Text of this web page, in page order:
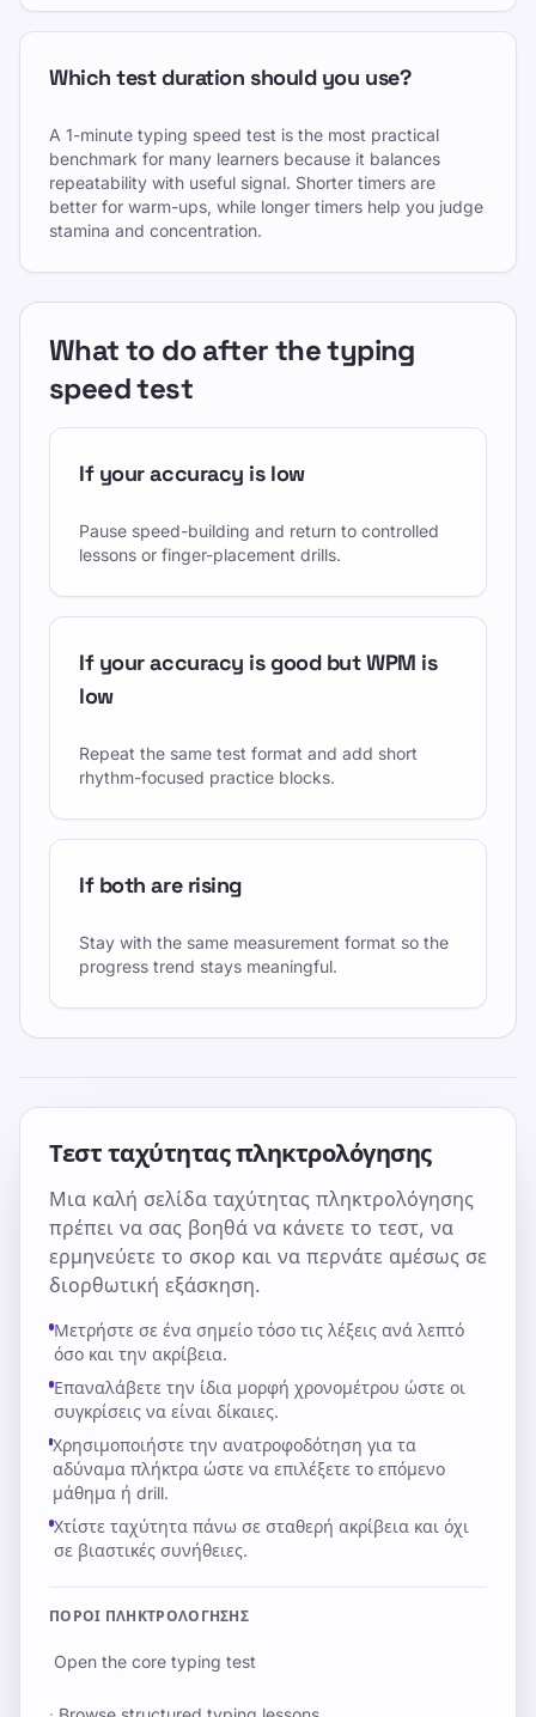
Which test duration should you use?
A 1-minute typing speed test is the most practical
benchmark for many learners because it balances
repeatability with useful signal. Shorter timers are
better for warm-ups, while longer timers help you judge
stamina and concentration.
What to do after the typing
speed test
If your accuracy is low
Pause speed-building and return to controlled
lessons or finger-placement drills.
If your accuracy is good but WPM is
low
Repeat the same test format and add short
rhythm-focused practice blocks.
If both are rising
Stay with the same measurement format so the
progress trend stays meaningful.
Τεστ ταχύτητας πληκτρολόγησης
Μια καλή σελίδα ταχύτητας πληκτρολόγησης
πρέπει να σας βοηθά να κάνετε το τεστ, να
ερμηνεύετε το σκορ και να περνάτε αμέσως σε
διορθωτική εξάσκηση.
Μετρήστε σε ένα σημείο τόσο τις λέξεις ανά λεπτό
όσο και την ακρίβεια.
Επαναλάβετε την ίδια μορφή χρονομέτρου ώστε οι
συγκρίσεις να είναι δίκαιες.
Χρησιμοποιήστε την ανατροφοδότηση για τα
αδύναμα πλήκτρα ώστε να επιλέξετε το επόμενο
μάθημα ή drill.
Χτίστε ταχύτητα πάνω σε σταθερή ακρίβεια και όχι
σε βιαστικές συνήθειες.
ΠΌΡΟΙ ΠΛΗΚΤΡΟΛΌΓΗΣΗΣ
Open the core typing test